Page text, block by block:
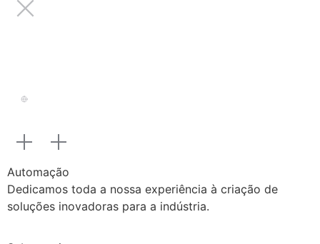
Automação
Dedicamos toda a nossa experiência à criação de
soluções inovadoras para a indústria.